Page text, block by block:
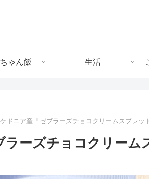
ゃん飯 生活
ドニア産「ゼブラーズチョコクリームスプレッ
ーズチョコクリーム